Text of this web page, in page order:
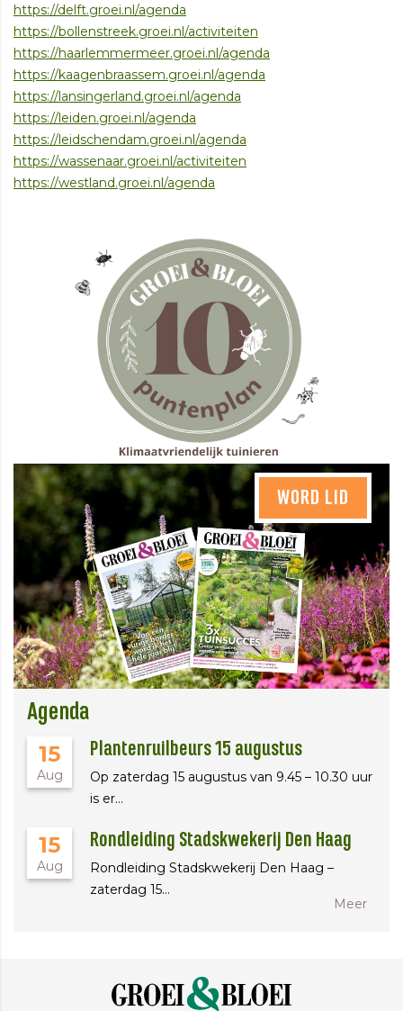
https://delft.groei.nl/agenda
https://bollenstreek.groei.nl/activiteiten
https://haarlemmermeer.groei.nl/agenda
https://kaagenbraassem.groei.nl/agenda
https://lansingerland.groei.nl/agenda
https://leiden.groei.nl/agenda
https://leidschendam.groei.nl/agenda
https://wassenaar.groei.nl/activiteiten
https://westland.groei.nl/agenda
WORD LID
Agenda
15
Aug
Plantenruilbeurs 15 augustus
Op zaterdag 15 augustus van 9.45 – 10.30 uur
is er…
15
Aug
Rondleiding Stadskwekerij Den Haag
Rondleiding Stadskwekerij Den Haag –
zaterdag 15…
Meer